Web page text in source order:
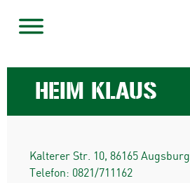
HEIM KLAUS
Kalterer Str. 10, 86165 Augsburg
Telefon: 0821/711162